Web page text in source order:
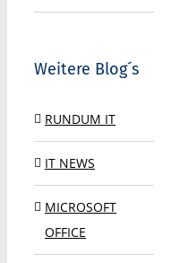
Weitere Blog´s
RUNDUM IT
IT NEWS
MICROSOFT
OFFICE